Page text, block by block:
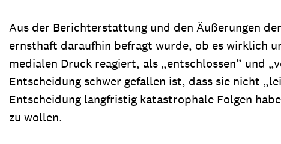
Aus der Berichterstattung und den Äußerungen
ernsthaft daraufhin befragt wurde, ob es wirklich
medialen Druck reagiert, als „entschlossen“ und
Entscheidung schwer gefallen ist, dass sie nicht
Entscheidung langfristig katastrophale Folgen
zu wollen.